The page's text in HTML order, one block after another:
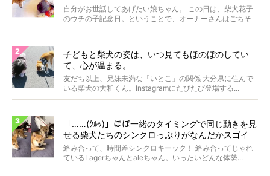
画】
自分がお世話してあげたい娘ちゃん。 この日は、柴犬花子
のウチの子記念日。ということで、オーナーさんはごちそ
うを...
子どもと柴犬の姿は、いつ見てもほのぼのしてい
て、心が温まる。
友だち以上、兄妹未満な「いとこ」の関係 大分県に住んで
いる柴犬の大和くん。Instagramにたびたび登場する...
「……(ｸﾙｯ)」ほぼ一緒のタイミングで同じ動きを見
せる柴犬たちのシンクロっぷりがなんだかスゴイ
絡み合って、時間差シンクロキーック！ 絡み合ってじゃれ
ているLagerちゃんとaleちゃん。いったいどんな体勢...